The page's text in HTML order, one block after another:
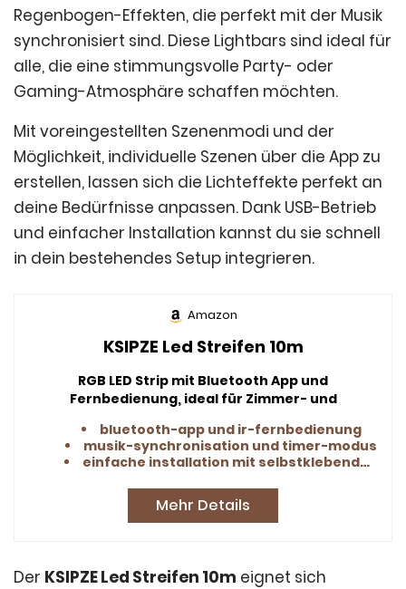
Regenbogen-Effekten, die perfekt mit der Musik
synchronisiert sind. Diese Lightbars sind ideal für
alle, die eine stimmungsvolle Party- oder
Gaming-Atmosphäre schaffen möchten.
Mit voreingestellten Szenenmodi und der
Möglichkeit, individuelle Szenen über die App zu
erstellen, lassen sich die Lichteffekte perfekt an
deine Bedürfnisse anpassen. Dank USB-Betrieb
und einfacher Installation kannst du sie schnell
in dein bestehendes Setup integrieren.
Amazon
KSIPZE Led Streifen 10m
RGB LED Strip mit Bluetooth App und
Fernbedienung, ideal für Zimmer- und
bluetooth-app und ir-fernbedienung
musik-synchronisation und timer-modus
einfache installation mit selbstklebendem design
Mehr Details
Der KSIPZE Led Streifen 10m eignet sich